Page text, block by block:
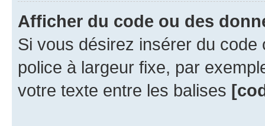
Afficher du code ou des
Si vous désirez insérer du
police à largeur fixe, par
votre texte entre les balises